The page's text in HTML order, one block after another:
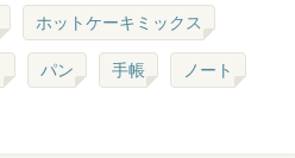
ホットケーキミックス
パン 手帳 ノート